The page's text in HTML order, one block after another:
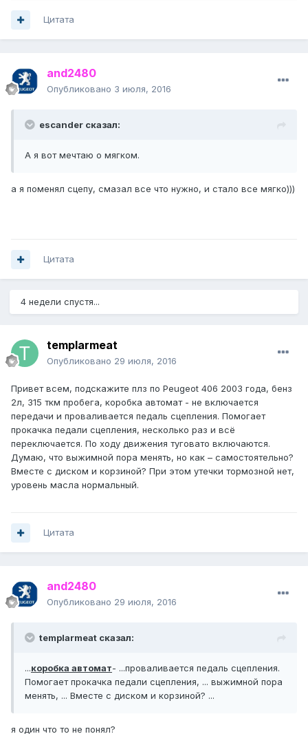
Цитата
and2480
Опубликовано 3 июля, 2016
escander сказал:
А я вот мечтаю о мягком.
а я поменял сцепу, смазал все что нужно, и стало все мягко)))
Цитата
4 недели спустя...
templarmeat
Опубликовано 29 июля, 2016
Привет всем, подскажите плз по Peugeot 406 2003 года, бенз
2л, 315 ткм пробега, коробка автомат - не включается
передачи и проваливается педаль сцепления. Помогает
прокачка педали сцепления, несколько раз и всё
переключается. По ходу движения туговато включаются.
Думаю, что выжимной пора менять, но как – самостоятельно?
Вместе с диском и корзиной? При этом утечки тормозной нет,
уровень масла нормальный.
Цитата
and2480
Опубликовано 29 июля, 2016
templarmeat сказал:
...коробка автомат- ...проваливается педаль сцепления.
Помогает прокачка педали сцепления, ... выжимной пора
менять, ... Вместе с диском и корзиной? ...
я один что то не понял?